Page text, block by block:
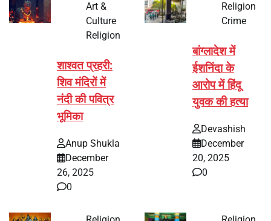
Art &
Culture
Religion
शाश्वत प्रहरी:
शिव मंदिरों में
नंदी की पवित्र
भूमिका
Anup Shukla
December
26, 2025
0
Religion
Crime
बांग्लादेश में
ईशनिंदा के
आरोप में हिंदू
युवक की हत्या
Devashish
December
20, 2025
0